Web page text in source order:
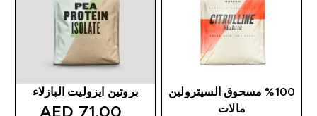
%100 مسحوق السيترولين
مالات
بروتين ايزوليت البازلاء
price
71.00 AED‎